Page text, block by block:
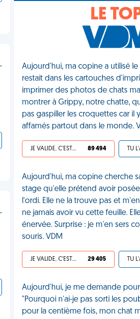
LE
Aujourd'hui, ma copine a utilisé
restait dans les cartouches
imprimer des photos de chats
montrer à Grippy, notre chatte,
pas gaspiller les croquettes car il
affamés partout dans le monde.
JE VALIDE, C'EST UNE VDM 89 494
Aujourd'hui, ma copine cherche
stage qu'elle prétend avoir
l'ordi. Elle ne la trouve pas et
ne jamais avoir vu cette feuille.
énervée. Surprise : je m'en sers
souris. VDM
JE VALIDE, C'EST UNE VDM 29 405
Aujourd'hui, je me demande
"Pourquoi n'ai-je pas sorti les
pour la centième fois, mon chat